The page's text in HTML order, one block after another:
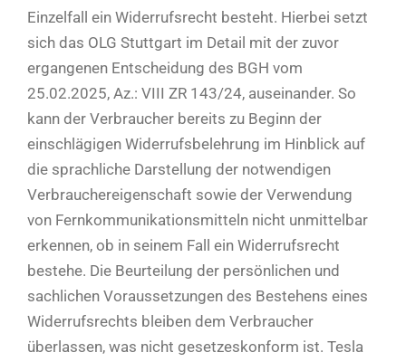
Einzelfall ein Widerrufsrecht besteht. Hierbei setzt
sich das OLG Stuttgart im Detail mit der zuvor
ergangenen Entscheidung des BGH vom
25.02.2025, Az.: VIII ZR 143/24, auseinander. So
kann der Verbraucher bereits zu Beginn der
einschlägigen Widerrufsbelehrung im Hinblick auf
die sprachliche Darstellung der notwendigen
Verbrauchereigenschaft sowie der Verwendung
von Fernkommunikationsmitteln nicht unmittelbar
erkennen, ob in seinem Fall ein Widerrufsrecht
bestehe. Die Beurteilung der persönlichen und
sachlichen Voraussetzungen des Bestehens eines
Widerrufsrechts bleiben dem Verbraucher
überlassen, was nicht gesetzeskonform ist. Tesla